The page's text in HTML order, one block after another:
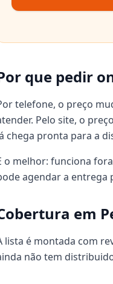
que pedir
telefone, o preço
Pelo site, o
chega pronta para a
o melhor: funciona
agendar a entrega
em
lista é montada com
não tem